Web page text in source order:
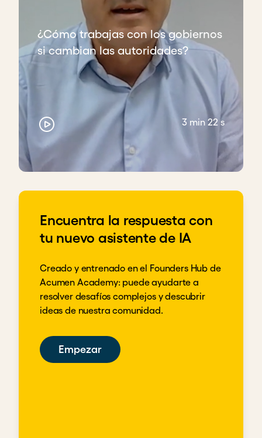
¿Cómo trabajas con los gobiernos
si cambian las autoridades?
3 min 22 s
Encuentra la respuesta con
tu nuevo asistente de IA
Creado y entrenado en el Founders Hub de
Acumen Academy: puede ayudarte a
resolver desafíos complejos y descubrir
ideas de nuestra comunidad.
Empezar